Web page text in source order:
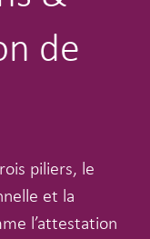
de
piliers, le
et la
l’attestation